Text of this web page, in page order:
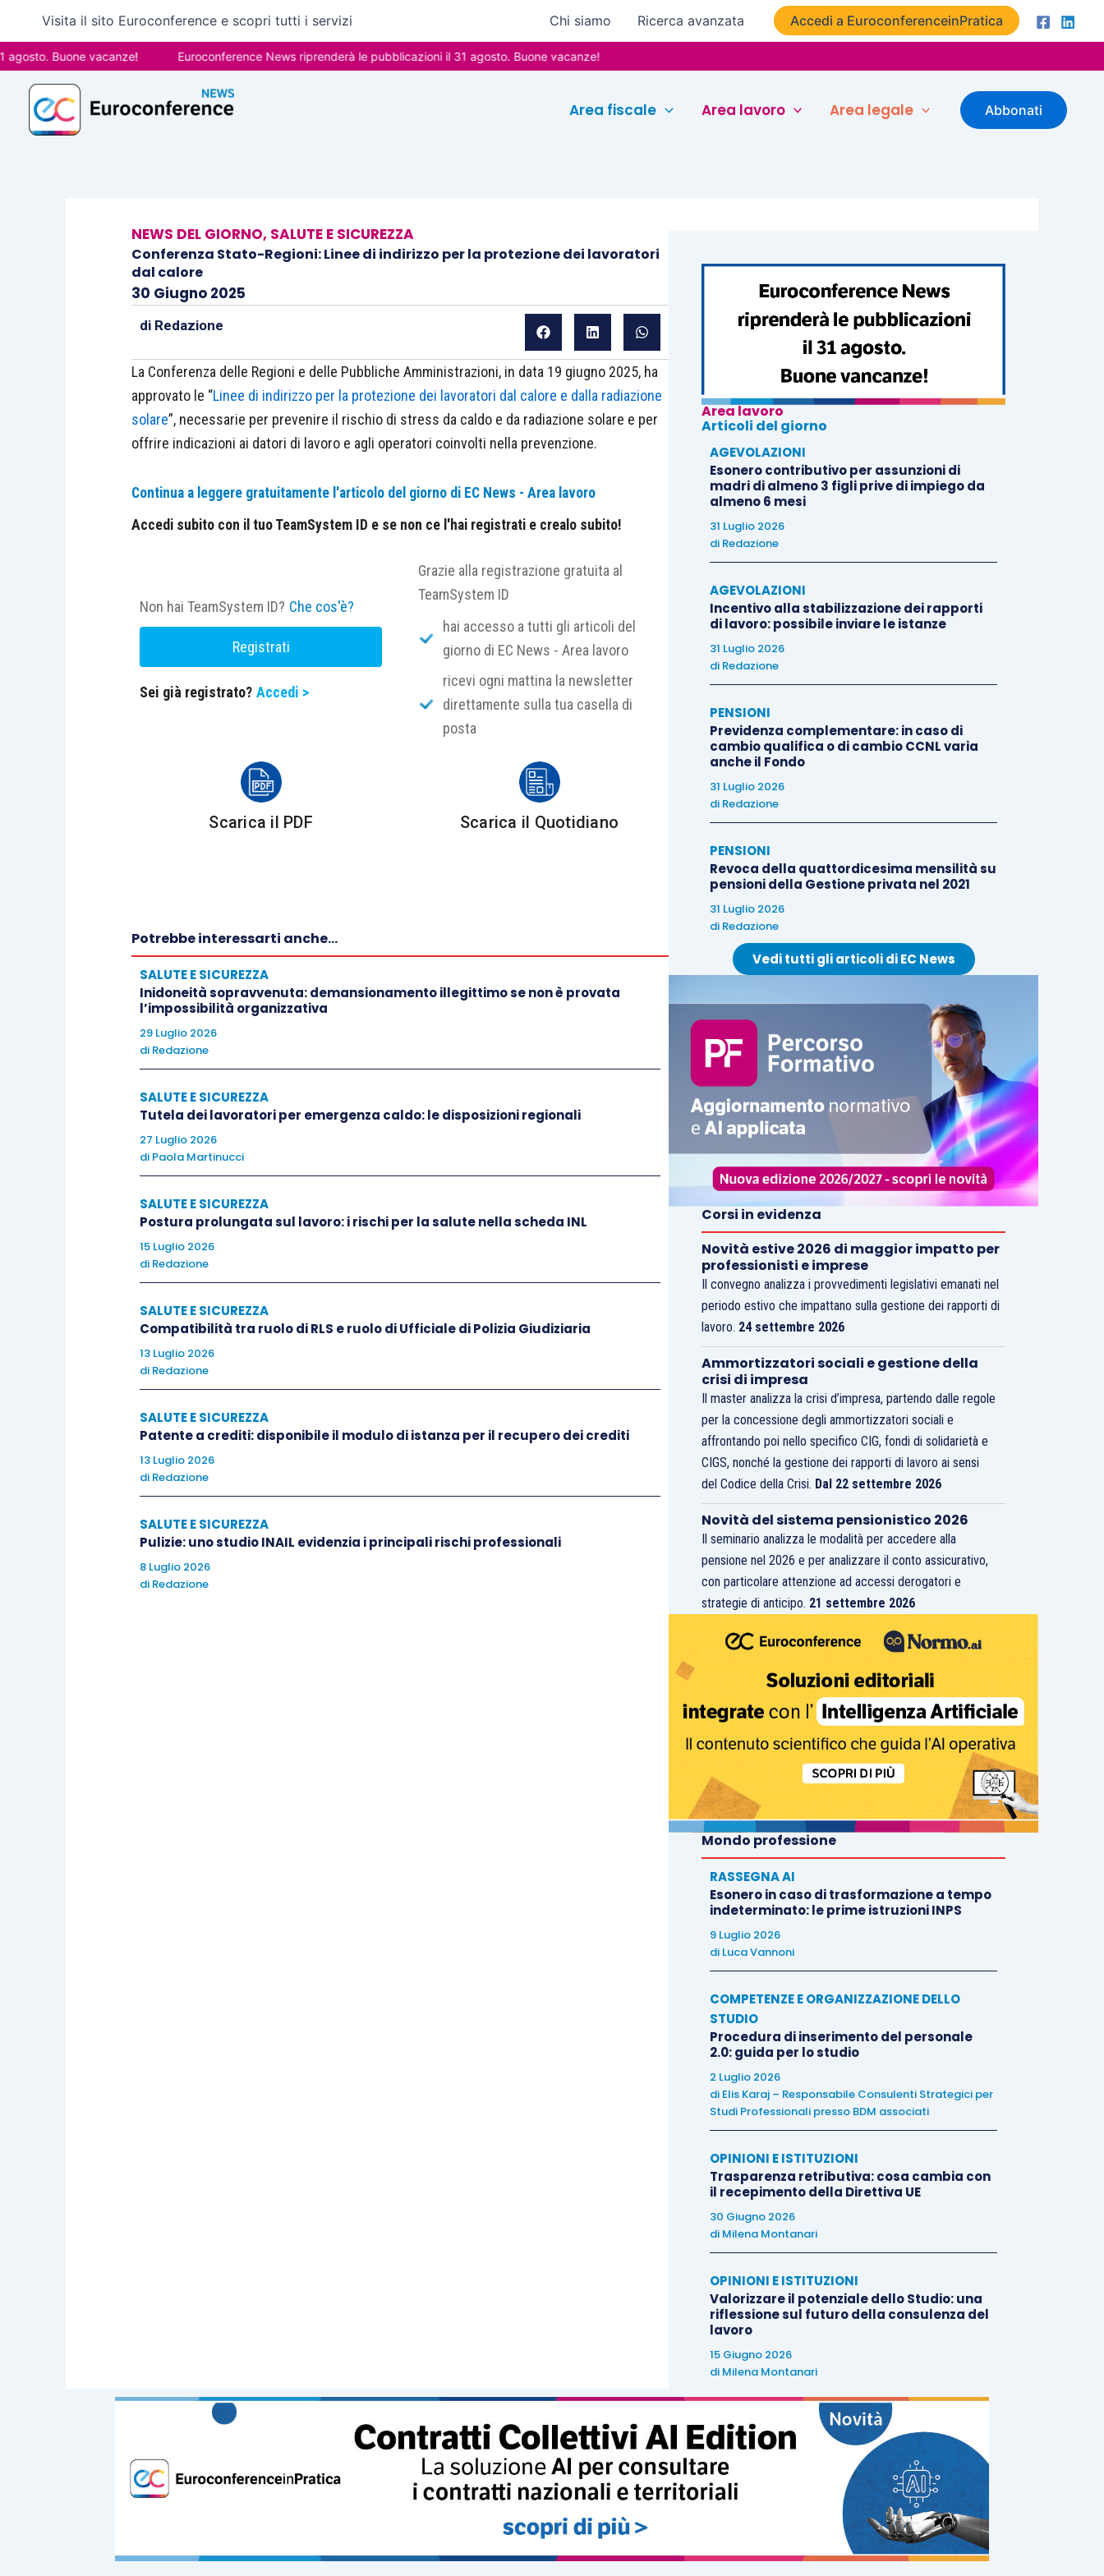
contenuto
Visita il sito Euroconference e scopri tutti i servizi Chi siamo Ricerca avanzata Accedi a EuroconferenceinPratica
Buone vacanze! Euroconference News riprenderà le pubblicazioni il 31 agosto. Buone vacanze!
Area fiscale Area lavoro Area legale Abbonati
NEWS DEL GIORNO, SALUTE E SICUREZZA
Conferenza Stato-Regioni: Linee di indirizzo per la protezione dei lavoratori
dal calore
30 Giugno 2025
di Redazione
La Conferenza delle Regioni e delle Pubbliche Amministrazioni, in data 19 giugno 2025, ha
approvato le “Linee di indirizzo per la protezione dei lavoratori dal calore e dalla radiazione
solare”, necessarie per prevenire il rischio di stress da caldo e da radiazione solare e per
offrire indicazioni ai datori di lavoro e agli operatori coinvolti nella prevenzione.
Continua a leggere gratuitamente l'articolo del giorno di EC News - Area lavoro
Accedi subito con il tuo TeamSystem ID e se non ce l'hai registrati e crealo subito!
Non hai TeamSystem ID? Che cos'è?
Registrati
Sei già registrato? Accedi >
Grazie alla registrazione gratuita al
TeamSystem ID
hai accesso a tutti gli articoli del
giorno di EC News - Area lavoro
ricevi ogni mattina la newsletter
direttamente sulla tua casella di
posta
Scarica il PDF Scarica il Quotidiano
Potrebbe interessarti anche...
SALUTE E SICUREZZA
Inidoneità sopravvenuta: demansionamento illegittimo se non è provata
l’impossibilità organizzativa
29 Luglio 2026
di Redazione
SALUTE E SICUREZZA
Tutela dei lavoratori per emergenza caldo: le disposizioni regionali
27 Luglio 2026
di Paola Martinucci
SALUTE E SICUREZZA
Postura prolungata sul lavoro: i rischi per la salute nella scheda INL
15 Luglio 2026
di Redazione
SALUTE E SICUREZZA
Compatibilità tra ruolo di RLS e ruolo di Ufficiale di Polizia Giudiziaria
13 Luglio 2026
di Redazione
SALUTE E SICUREZZA
Patente a crediti: disponibile il modulo di istanza per il recupero dei crediti
13 Luglio 2026
di Redazione
SALUTE E SICUREZZA
Pulizie: uno studio INAIL evidenzia i principali rischi professionali
8 Luglio 2026
di Redazione
Area lavoro
Articoli del giorno
AGEVOLAZIONI
Esonero contributivo per assunzioni di
madri di almeno 3 figli prive di impiego da
almeno 6 mesi
31 Luglio 2026
di Redazione
AGEVOLAZIONI
Incentivo alla stabilizzazione dei rapporti
di lavoro: possibile inviare le istanze
31 Luglio 2026
di Redazione
PENSIONI
Previdenza complementare: in caso di
cambio qualifica o di cambio CCNL varia
anche il Fondo
31 Luglio 2026
di Redazione
PENSIONI
Revoca della quattordicesima mensilità su
pensioni della Gestione privata nel 2021
31 Luglio 2026
di Redazione
Vedi tutti gli articoli di EC News
Corsi in evidenza
Novità estive 2026 di maggior impatto per
professionisti e imprese
Il convegno analizza i provvedimenti legislativi emanati nel
periodo estivo che impattano sulla gestione dei rapporti di
lavoro. 24 settembre 2026
Ammortizzatori sociali e gestione della
crisi di impresa
Il master analizza la crisi d’impresa, partendo dalle regole
per la concessione degli ammortizzatori sociali e
affrontando poi nello specifico CIG, fondi di solidarietà e
CIGS, nonché la gestione dei rapporti di lavoro ai sensi
del Codice della Crisi. Dal 22 settembre 2026
Novità del sistema pensionistico 2026
Il seminario analizza le modalità per accedere alla
pensione nel 2026 e per analizzare il conto assicurativo,
con particolare attenzione ad accessi derogatori e
strategie di anticipo. 21 settembre 2026
Mondo professione
RASSEGNA AI
Esonero in caso di trasformazione a tempo
indeterminato: le prime istruzioni INPS
9 Luglio 2026
di Luca Vannoni
COMPETENZE E ORGANIZZAZIONE DELLO
STUDIO
Procedura di inserimento del personale
2.0: guida per lo studio
2 Luglio 2026
di Elis Karaj – Responsabile Consulenti Strategici per
Studi Professionali presso BDM associati
OPINIONI E ISTITUZIONI
Trasparenza retributiva: cosa cambia con
il recepimento della Direttiva UE
30 Giugno 2026
di Milena Montanari
OPINIONI E ISTITUZIONI
Valorizzare il potenziale dello Studio: una
riflessione sul futuro della consulenza del
lavoro
15 Giugno 2026
di Milena Montanari